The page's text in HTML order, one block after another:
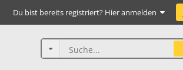
Du bist bereits registriert? Hier anmelden